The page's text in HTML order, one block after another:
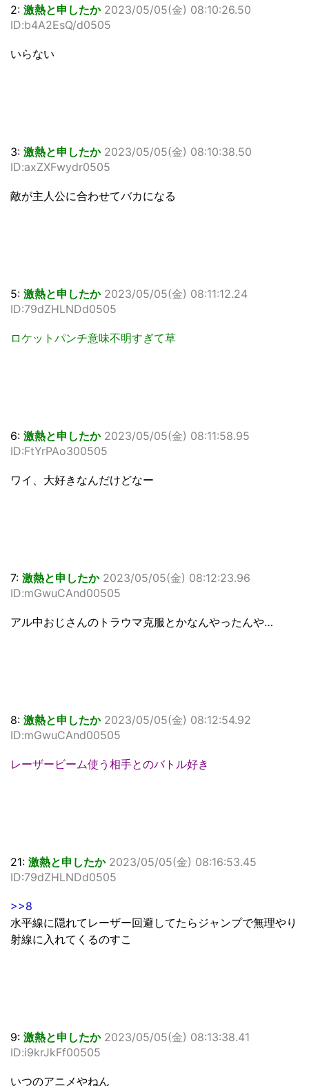
2: 激熱と申したか 2023/05/05(金) 08:10:26.50
ID:b4A2EsQ/d0505
いらない
3: 激熱と申したか 2023/05/05(金) 08:10:38.50
ID:axZXFwydr0505
敵が主人公に合わせてバカになる
5: 激熱と申したか 2023/05/05(金) 08:11:12.24
ID:79dZHLNDd0505
ロケットパンチ意味不明すぎて草
6: 激熱と申したか 2023/05/05(金) 08:11:58.95
ID:FtYrPAo300505
ワイ、大好きなんだけどなー
7: 激熱と申したか 2023/05/05(金) 08:12:23.96
ID:mGwuCAnd00505
アル中おじさんのトラウマ克服とかなんやったんや…
8: 激熱と申したか 2023/05/05(金) 08:12:54.92
ID:mGwuCAnd00505
レーザービーム使う相手とのバトル好き
21: 激熱と申したか 2023/05/05(金) 08:16:53.45
ID:79dZHLNDd0505
>>8
水平線に隠れてレーザー回避してたらジャンプで無理やり
射線に入れてくるのすこ
9: 激熱と申したか 2023/05/05(金) 08:13:38.41
ID:i9krJkFf00505
いつのアニメやねん